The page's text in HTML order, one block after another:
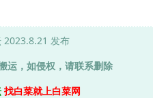
2023.8.21 发布
运，如侵权，请联系删除
找白菜就上白菜网